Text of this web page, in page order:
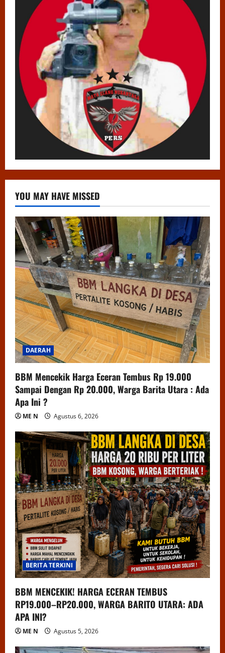
YOU MAY HAVE MISSED
DAERAH
BBM Mencekik Harga Eceran Tembus Rp 19.000
Sampai Dengan Rp 20.000, Warga Barita Utara : Ada
Apa Ini ?
ME N Agustus 6, 2026
BERITA TERKINI
BBM MENCEKIK! HARGA ECERAN TEMBUS
RP19.000–RP20.000, WARGA BARITO UTARA: ADA
APA INI?
ME N Agustus 5, 2026